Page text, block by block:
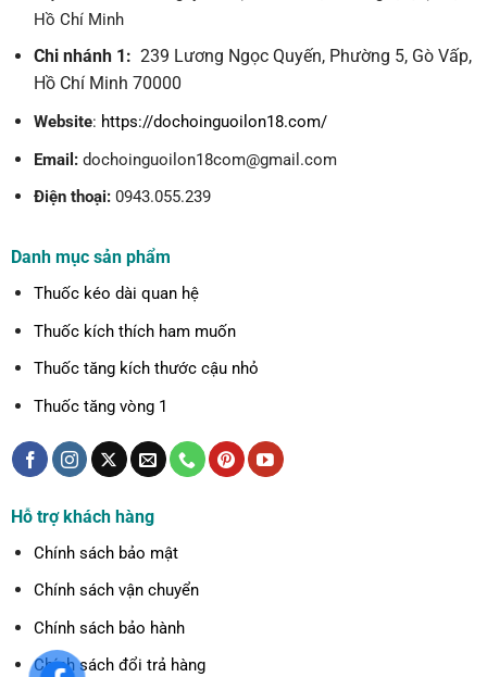
Hồ Chí Minh
Chi nhánh 1: 239 Lương Ngọc Quyến, Phường 5, Gò Vấp,
Hồ Chí Minh 70000
Website: https://dochoinguoilon18.com/
Email: dochoinguoilon18com@gmail.com
Điện thoại:0943.055.239
Danh mục sản phẩm
Thuốc kéo dài quan hệ
Thuốc kích thích ham muốn
Thuốc tăng kích thước cậu nhỏ
Thuốc tăng vòng 1
Hỗ trợ khách hàng
Chính sách bảo mật
Chính sách vận chuyển
Chính sách bảo hành
Chính sách đổi trả hàng